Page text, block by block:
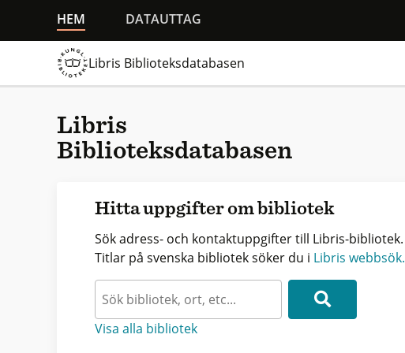
HEM DATAUTTAG
Libris Biblioteksdatabasen
Libris
Biblioteksdatabasen
Hitta uppgifter om bibliotek
Sök adress- och kontaktuppgifter till Libris-bibliotek.
Titlar på svenska bibliotek söker du i Libris webbsök.
Visa alla bibliotek